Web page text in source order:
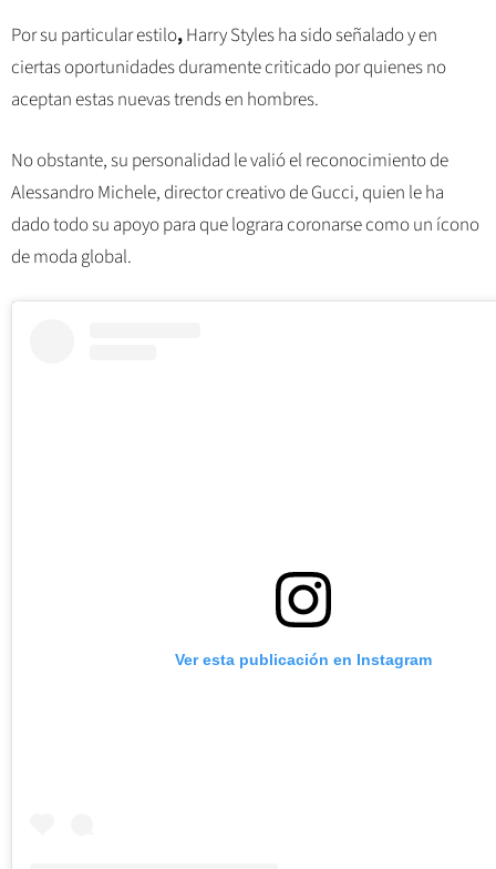
Por su particular estilo,Harry Stylesha sido señalado y en
ciertas oportunidades duramente criticado por quienes no
aceptan estas nuevas trends en hombres.
No obstante, su personalidad le valió el reconocimiento de
Alessandro Michele, director creativo de Gucci, quien le ha
dado todo su apoyo para que lograra coronarse como un ícono
de moda global.
Ver esta publicación en Instagram